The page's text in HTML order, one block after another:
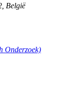
België
Onderzoek)